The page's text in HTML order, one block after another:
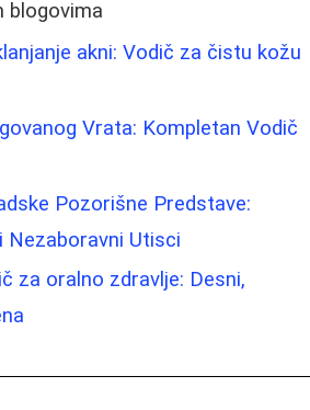
blogovima
akni: Vodič za čistu kožu
Vrata: Kompletan Vodič
Pozorišne Predstave:
Nezaboravni Utisci
za oralno zdravlje: Desni,